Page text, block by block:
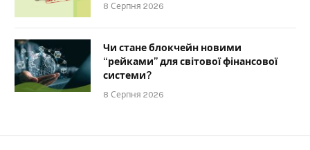
8 Серпня 2026
Чи стане блокчейн новими
“рейками” для світової фінансової
системи?
8 Серпня 2026